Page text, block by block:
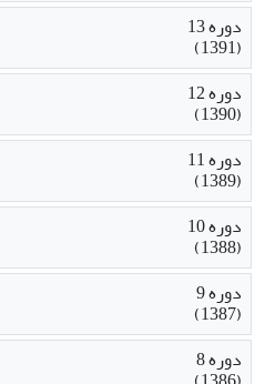
دوره 13
(1391)
دوره 12
(1390)
دوره 11
(1389)
دوره 10
(1388)
دوره 9
(1387)
دوره 8